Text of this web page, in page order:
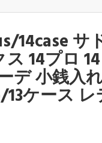
14case サ
14プロ 14
デ 小銭入
ケース レ